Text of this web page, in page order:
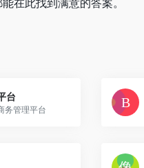
在此找到满意的答案。
台
务管理平台